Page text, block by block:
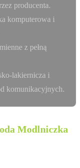
producenta.
komputerowa i
z pełną
lakiernicza i
komunikacyjnych.
Modlniczka